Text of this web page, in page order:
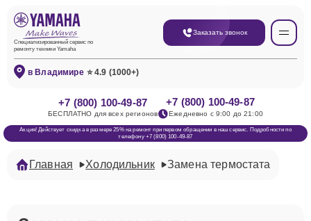
Специализированный сервис по
ремонту техники Yamaha
Заказать звонок
в Владимире ⭐ 4.9 (1000+)
+7 (800) 100-49-87
БЕСПЛАТНО для всех регионов
+7 (800) 100-49-87
Ежедневно с 9:00 до 21:00
Акция! Действует скидка в размере 25% на ремонт при первом обращении в наш сервис. Подробности по
телефону +7 (800) 100-49-87
Главная Холодильник Замена термостата